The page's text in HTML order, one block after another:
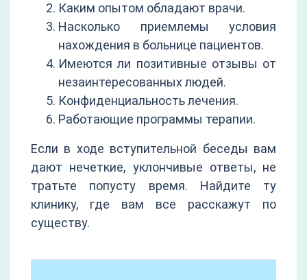
Каким опытом обладают врачи.
Насколько приемлемы условия
нахождения в больнице пациентов.
Имеются ли позитивные отзывы от
незаинтересованных людей.
Конфиденциальность лечения.
Работающие программы терапии.
Если в ходе вступительной беседы вам
дают нечеткие, уклончивые ответы, не
тратьте попусту время. Найдите ту
клинику, где вам все расскажут по
существу.